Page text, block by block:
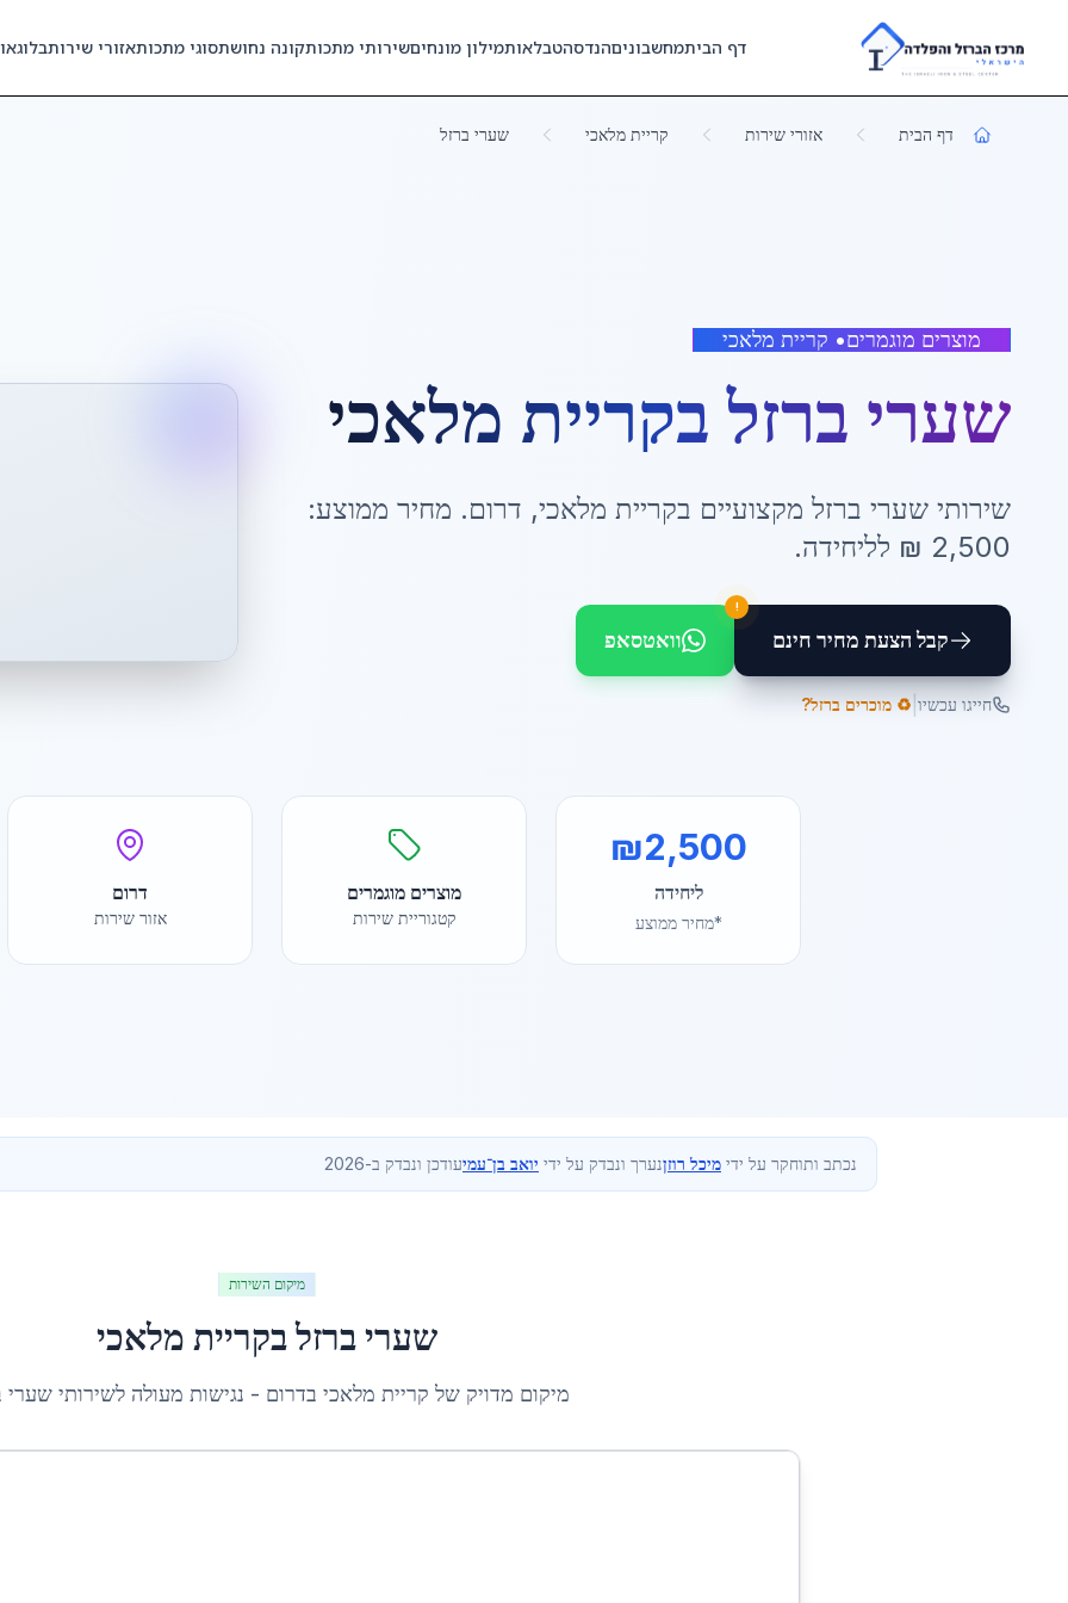
Skip to main content
דף הביתמחשבוניםהנדסהטבלאותמילון מונחיםשירותי מתכותקונה נחושתסוגי מתכותאזורי שירותבלוג
דף הבית אזורי שירות קריית מלאכי שערי ברזל
מוצרים מוגמרים• קריית מלאכי
שערי ברזלבקריית מלאכי
שירותי שערי ברזל מקצועיים בקריית מלאכי, דרום. מחיר ממוצע:
2,500 ₪ לליחידה.
קבל הצעת מחיר חינם
!
וואטסאפ
חייגו עכשיו ♻️ מוכרים ברזל?
₪2,500
ליחידה
*מחיר ממוצע
מוצרים מוגמרים
קטגוריית שירות
דרום
אזור שירות
נכתב ותוחקר על ידי מיכל רוזןנערך ונבדק על ידי יואב בן־עמיעודכן ונבדק ב-2026
מיקום השירות
שערי ברזלבקריית מלאכי
מיקום מדויק של קריית מלאכי בדרום - נגישות מעולה לשירותישערי